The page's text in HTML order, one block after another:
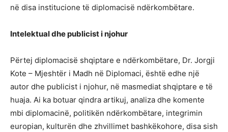
në disa institucione të diplomacisë ndërkombëtare.
Intelektual dhe publicist i njohur
Përtej diplomacisë shqiptare e ndërkombëtare, Dr. Jorgji
Kote – Mjeshtër i Madh në Diplomaci, është edhe një
autor dhe publicist i njohur, në masmediat shqiptare e të
huaja. Ai ka botuar qindra artikuj, analiza dhe komente
mbi diplomacinë, politikën ndërkombëtare, integrimin
europian, kulturën dhe zhvillimet bashkëkohore, disa sish